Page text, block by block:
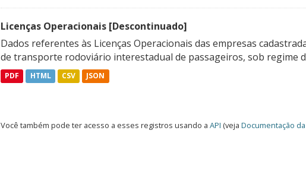
Licenças Operacionais [Descontinuado]
Dados referentes às Licenças Operacionais das empresas
de transporte rodoviário interestadual de passageiros, sob regime
PDF HTML CSV JSON
Você também pode ter acesso a esses registros usando a API (veja Documentação da